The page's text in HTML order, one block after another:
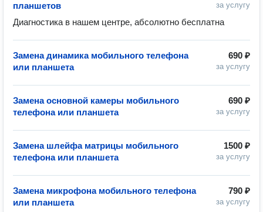
за услугу
планшетов
Диагностика в нашем центре, абсолютно бесплатна
690 ₽
за услугу
Замена динамика мобильного телефона
или планшета
690 ₽
за услугу
Замена основной камеры мобильного
телефона или планшета
1500 ₽
за услугу
Замена шлейфа матрицы мобильного
телефона или планшета
790 ₽
за услугу
Замена микрофона мобильного телефона
или планшета